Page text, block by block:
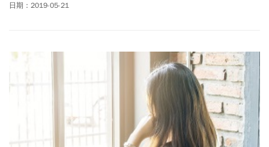
日期：2019-05-21